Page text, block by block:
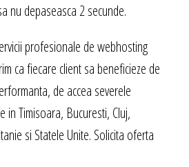
nu depaseasca 2 secunde.
profesionale de webhosting
ca fiecare client sa beneficieze de
de accea severele
in Timisoara, Bucuresti, Cluj,
si Statele Unite. Solicita oferta